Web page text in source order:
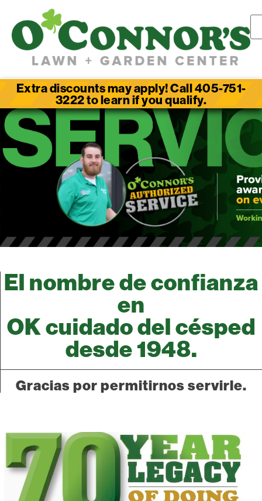
Extra discounts may apply! Call 405-751-
3222 to learn if you qualify.
El nombre de confianza
en
OK cuidado del césped
desde 1948.
Gracias por permitirnos servirle.